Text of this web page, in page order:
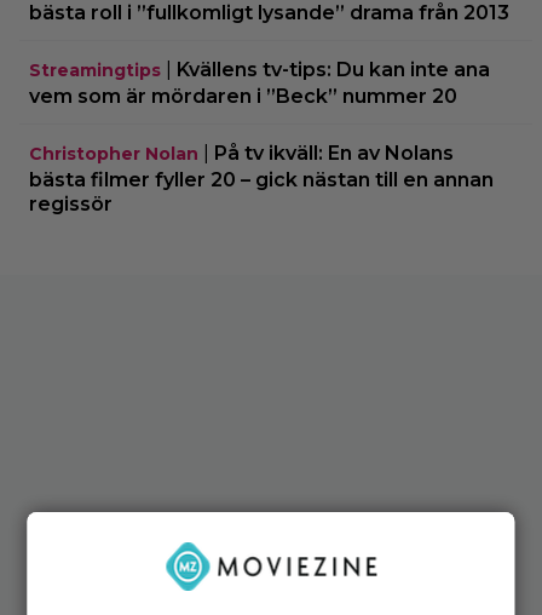
bästa roll i ”fullkomligt lysande” drama från 2013
Streamingtips
Kvällens tv-tips: Du kan inte ana
vem som är mördaren i ”Beck” nummer 20
Christopher Nolan
På tv ikväll: En av Nolans
bästa filmer fyller 20 – gick nästan till en annan
regissör